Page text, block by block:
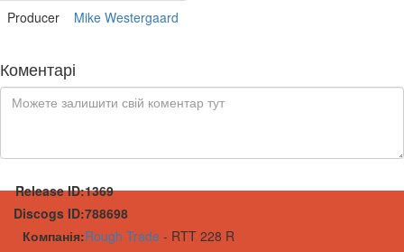
Producer
Mike Westergaard
Коментарі
Release ID:1369
Discogs ID:788698
Компанія:Rough Trade - RTT 228 R